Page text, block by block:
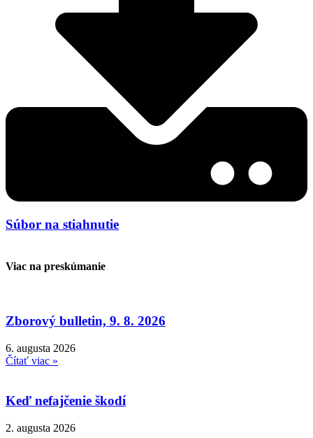
Súbor na stiahnutie
Viac na preskúmanie
Zborový bulletin, 9. 8. 2026
6. augusta 2026
Čítať viac »
Keď nefajčenie škodí
2. augusta 2026